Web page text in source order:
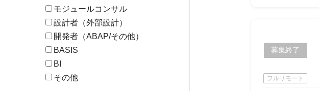
モジュールコンサル
設計者（外部設計）
開発者（ABAP/その他）
BASIS
BI
その他
募集終了
フルリモート